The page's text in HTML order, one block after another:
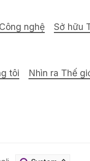
nghệ Sở hữu
tôi Nhìn ra Thế